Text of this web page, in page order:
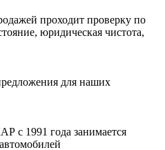
проходит проверку по
юридическая чистота,
для наших
с 1991 года занимается